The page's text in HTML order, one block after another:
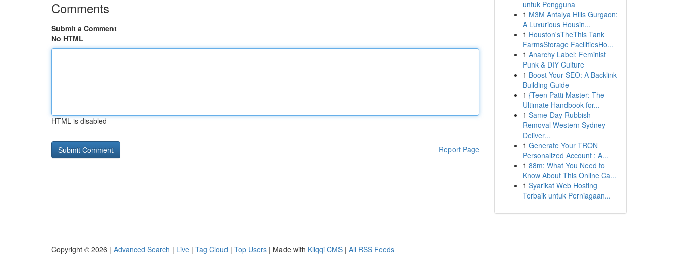
Comments
Submit a Comment
No HTML
HTML is disabled
Report Page
untuk Pengguna
1 M3M Antalya Hills Gurgaon:
A Luxurious Housin...
1 Houston'sTheThis Tank
FarmsStorage FacilitiesHo...
1 Anarchy Label: Feminist
Punk & DIY Culture
1 Boost Your SEO: A Backlink
Building Guide
1 {Teen Patti Master: The
Ultimate Handbook for...
1 Same-Day Rubbish
Removal Western Sydney
Deliver...
1 Generate Your TRON
Personalized Account : A...
1 88m: What You Need to
Know About This Online Ca...
1 Syarikat Web Hosting
Terbaik untuk Perniagaan...
Copyright © 2026 | Advanced Search | Live | Tag Cloud | Top Users | Made with Kliqqi CMS | All RSS Feeds